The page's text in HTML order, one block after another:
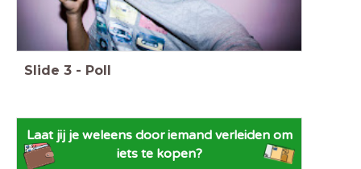
Slide 3 - Poll
Laat jij je weleens door iemand verleiden om
iets te kopen?